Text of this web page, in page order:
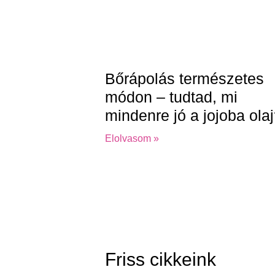
Bőrápolás természetes
módon – tudtad, mi
mindenre jó a jojoba
Elolvasom »
Friss cikkeink